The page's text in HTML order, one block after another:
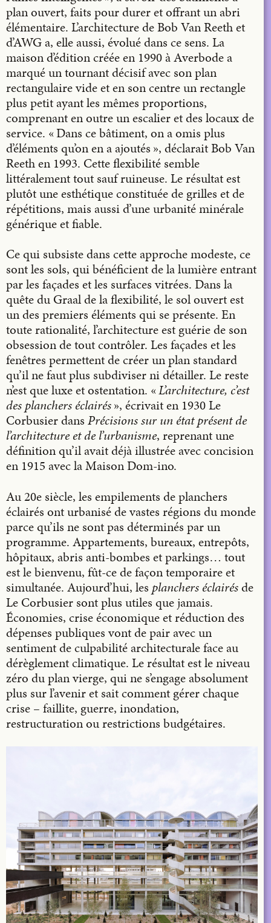
plan ouvert, faits pour durer et offrant un abri
élémentaire. L’architecture de Bob Van Reeth et
d’AWG a, elle aussi, évolué dans ce sens. La
maison d’édition créée en 1990 à Averbode a
marqué un tournant décisif avec son plan
rectangulaire vide et en son centre un rectangle
plus petit ayant les mêmes proportions,
comprenant en outre un escalier et des locaux de
service. « Dans ce bâtiment, on a omis plus
d’éléments qu’on en a ajoutés », déclarait Bob Van
Reeth en 1993. Cette flexibilité semble
littéralement tout sauf ruineuse. Le résultat est
plutôt une esthétique constituée de grilles et de
répétitions, mais aussi d’une urbanité minérale
générique et fiable.
Ce qui subsiste dans cette approche modeste, ce
sont les sols, qui bénéficient de la lumière entrant
par les façades et les surfaces vitrées. Dans la
quête du Graal de la flexibilité, le sol ouvert est
un des premiers éléments qui se présente. En
toute rationalité, l’architecture est guérie de son
obses­­sion de tout contrôler. Les façades et les
fenêtres permettent de créer un plan standard
qu’il ne faut plus subdiviser ni détailler. Le reste
n’est que luxe et ostentation. «L’architecture, c’est
des planchers éclairés», écrivait en 1930 Le
Corbusier dans Précisions sur un état présent de
l’architecture et de l’urbanisme, reprenant une
définition qu’il avait déjà illustrée avec concision
en 1915 avec la Maison Dom-ino.
Au 20e siècle, les empilements de planchers
éclairés ont urbanisé de vastes régions du monde
parce qu’ils ne sont pas déterminés par un
programme. Appartements, bureaux, entrepôts,
hôpitaux, abris anti-bombes et parkings… tout
est le bienvenu, fût-ce de façon temporaire et
simultanée. Aujourd’hui, les planchers éclairésde
Le Corbusier sont plus utiles que jamais.
Économies, crise économique et réduction des
dépenses publiques vont de pair avec un
sentiment de culpabilité architecturale face au
dérèglement climatique. Le résultat est le niveau
zéro du plan vierge, qui ne s’engage absolument
plus sur l’avenir et sait comment gérer chaque
crise – faillite, guerre, inondation,
restructuration ou restrictions budgétaires.